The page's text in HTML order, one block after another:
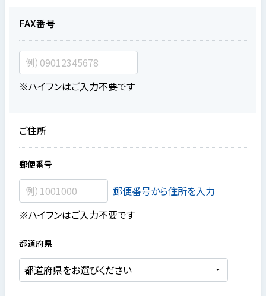
FAX番号
※ハイフンはご入力不要です
ご住所
郵便番号
郵便番号から住所を入力
※ハイフンはご入力不要です
都道府県